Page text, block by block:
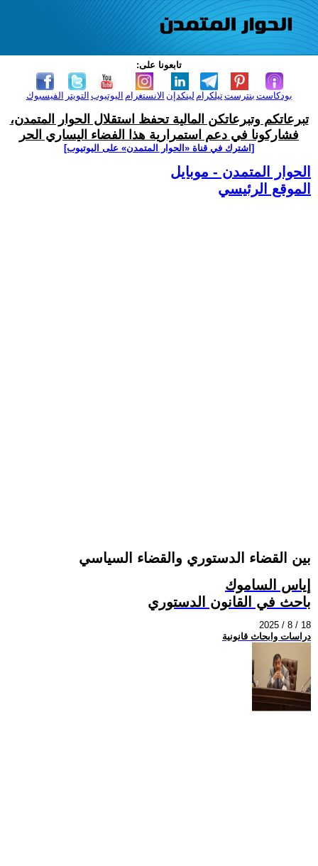
تابعونا على:
الفيسبوك التويتر اليوتيوب الانستغرام لينكدإن تيلكرامبنترست بودكاست
تبرعاتكم وتبرعاتكن المالية تحفظ استقلال الحوار المتمدن،
فشاركونا في دعم استمرارية هذا الفضاء اليساري الحر
[اشترك في قناة ‫«الحوار المتمدن» على اليوتيوب]
الحوار المتمدن - موبايل
الموقع الرئيسي
بين القضاء الدستوري والقضاء السياسي
إياس الساموك
باحث في القانون الدستوري
2025 / 8 / 18
دراسات وابحاث قانونية